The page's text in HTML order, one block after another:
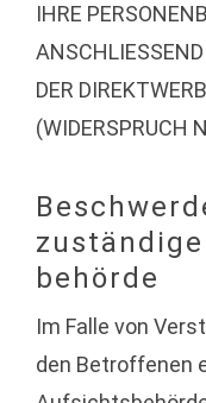
IHRE
DER
(WIDERSPRUCH
behörde
Im Falle von
den Betroffenen